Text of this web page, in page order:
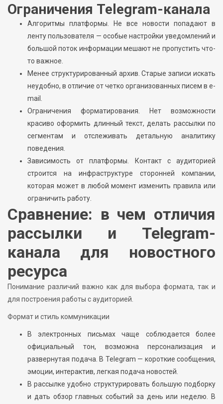
Ограничения Telegram-канала
Алгоритмы платформы. Не все новости попадают в
ленту пользователя — особые настройки уведомлений и
большой поток информации мешают не пропустить что-
то важное.
Менее структурированный архив. Старые записи искать
неудобно, в отличие от четко организованных писем в e-
mail.
Ограничения форматирования. Нет возможности
красиво оформить длинный текст, делать рассылки по
сегментам и отслеживать детальную аналитику
поведения.
Зависимость от платформы. Контакт с аудиторией
строится на инфраструктуре сторонней компании,
которая может в любой момент изменить правила или
ограничить работу.
Сравнение: в чем отличия
рассылки и Telegram-
канала для новостного
ресурса
Понимание различий важно как для выбора формата, так и
для построения работы с аудиторией.
Формат и стиль коммуникации
В электронных письмах чаще соблюдается более
официальный тон, возможна персонализация и
развернутая подача. В Telegram — короткие сообщения,
эмоции, интерактив, легкая подача новостей.
В рассылке удобно структурировать большую подборку
и дать обзор главных событий за день или неделю. В